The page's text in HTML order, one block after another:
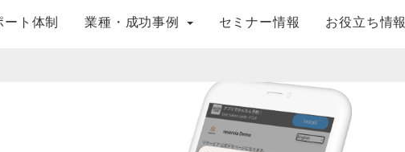
ート体制 業種・成功事例 セミナー情報 お役立ち情報